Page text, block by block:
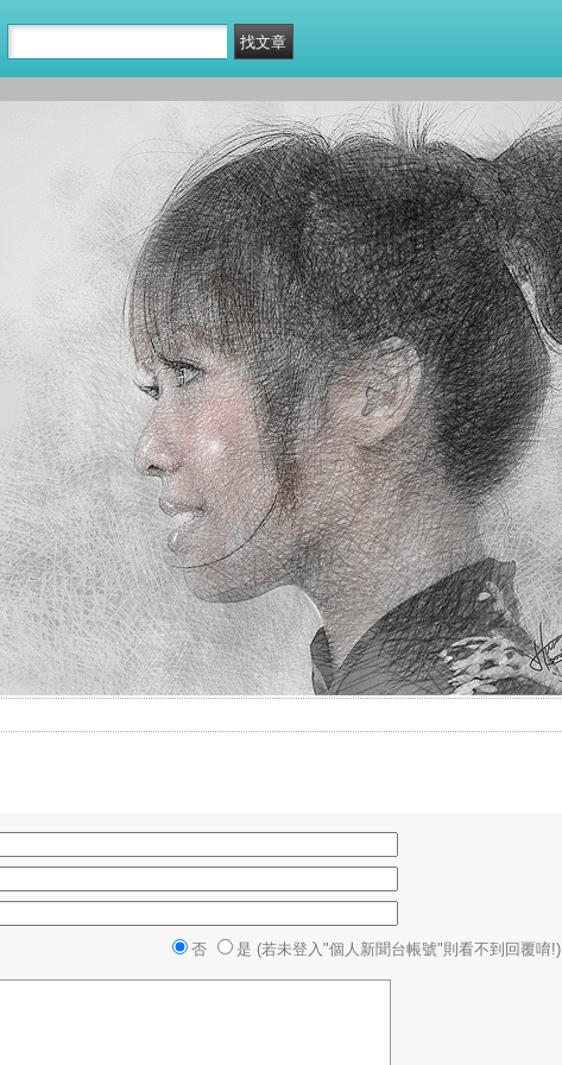
否 是 (若未登入"個人新聞台帳號"則看不到回覆唷!)